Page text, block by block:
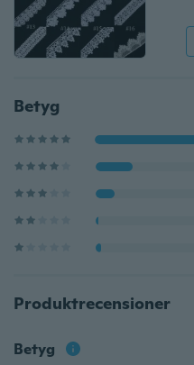
Betyg
Produktrecensioner
Betyg